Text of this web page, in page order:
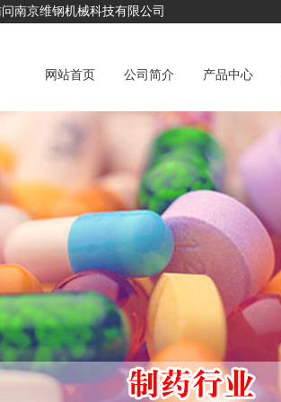
京维钢机械科技有限公司
网站首页 公司简介 产品中心